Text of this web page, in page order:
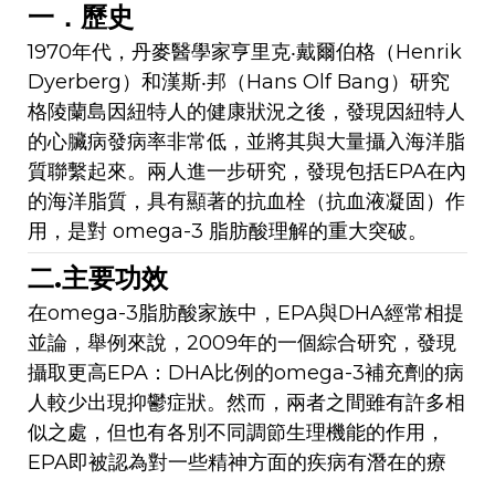
一．歷史
1970年代，丹麥醫學家亨里克‧戴爾伯格（Henrik
Dyerberg）和漢斯‧邦（Hans Olf Bang）研究
格陵蘭島因紐特人的健康狀況之後，發現因紐特人
的心臟病發病率非常低，並將其與大量攝入海洋脂
質聯繫起來。兩人進一步研究，發現包括EPA在內
的海洋脂質，具有顯著的抗血栓（抗血液凝固）作
用，是對 omega-3 脂肪酸理解的重大突破。
二.主要功效
在omega-3脂肪酸家族中，EPA與DHA經常相提
並論，舉例來說，2009年的一個綜合研究，發現
攝取更高EPA：DHA比例的omega-3補充劑的病
人較少出現抑鬱症狀。然而，兩者之間雖有許多相
似之處，但也有各別不同調節生理機能的作用，
EPA即被認為對一些精神方面的疾病有潛在的療